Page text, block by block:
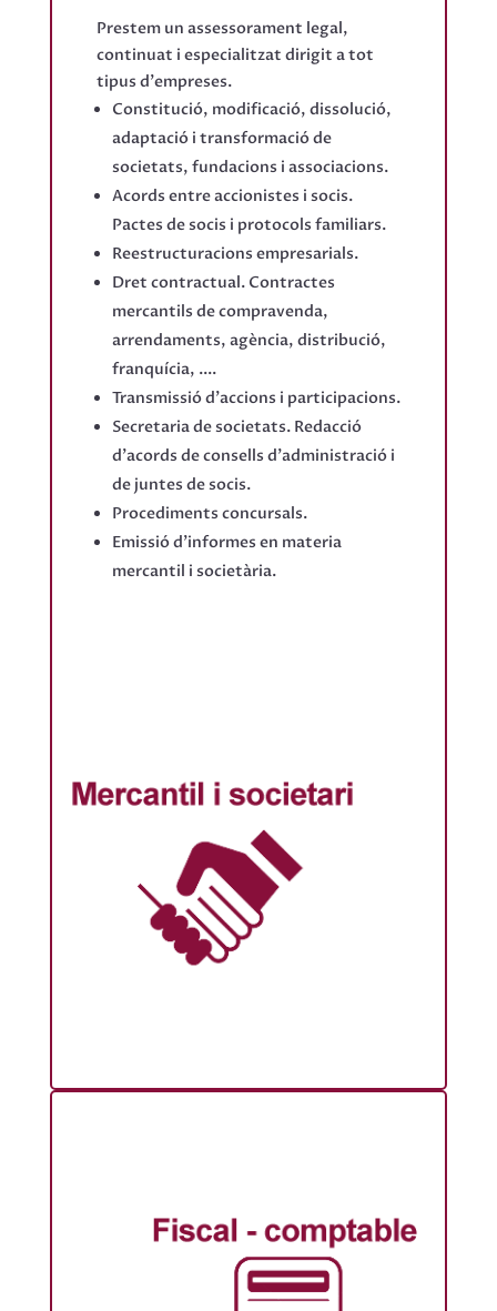
Prestem un assessorament legal,
continuat i especialitzat dirigit a tot
tipus d'empreses.
Constitució, modificació, dissolució,
adaptació i transformació de
societats, fundacions i associacions.
Acords entre accionistes i socis.
Pactes de socis i protocols familiars.
Reestructuracions empresarials.
Dret contractual. Contractes
mercantils de compravenda,
arrendaments, agència, distribució,
franquícia, ....
Transmissió d'accions i participacions.
Secretaria de societats. Redacció
d'acords de consells d'administració i
de juntes de socis.
Procediments concursals.
Emissió d’informes en materia
mercantil i societària.